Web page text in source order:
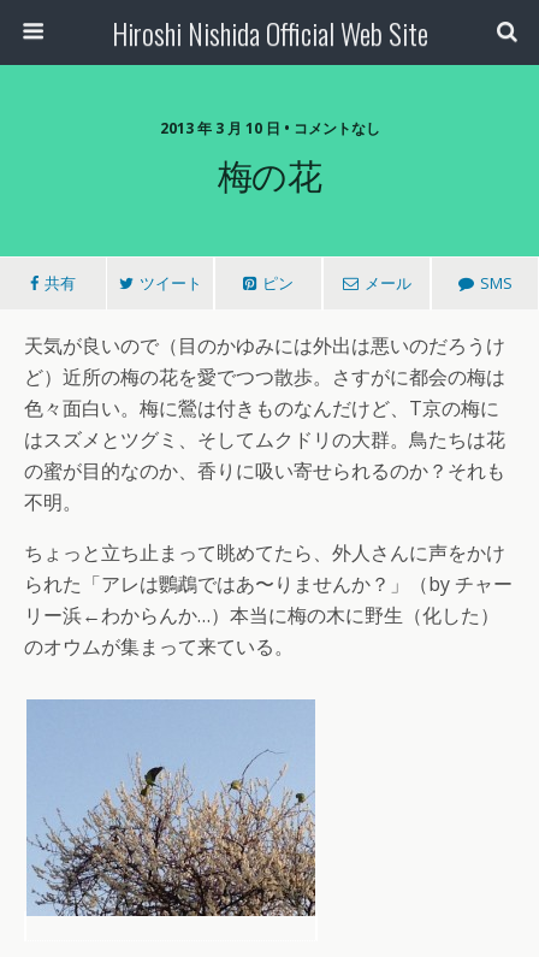
Hiroshi Nishida Official Web Site
2013 年 3 月 10 日 • コメントなし
梅の花
共有 ツイート ピン メール SMS
天気が良いので（目のかゆみには外出は悪いのだろうけ
ど）近所の梅の花を愛でつつ散歩。さすがに都会の梅は
色々面白い。梅に鶯は付きものなんだけど、T京の梅に
はスズメとツグミ、そしてムクドリの大群。鳥たちは花
の蜜が目的なのか、香りに吸い寄せられるのか？それも
不明。
ちょっと立ち止まって眺めてたら、外人さんに声をかけ
られた「アレは鸚鵡ではあ〜りませんか？」（by チャー
リー浜←わからんか…）本当に梅の木に野生（化した）
のオウムが集まって来ている。